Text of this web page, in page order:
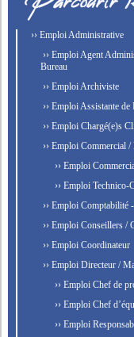
›› Emploi Administrative
›› Emploi Agent
Bureau
›› Emploi Archiviste
›› Emploi Assistante
›› Emploi Chargé(e)s
›› Emploi Commercial
›› Emploi
›› Emploi Technico-
›› Emploi Comptabilité
›› Emploi Conseillers /
›› Emploi Coordinateur
›› Emploi Directeur /
›› Emploi Chef de
›› Emploi Chef
›› Emploi